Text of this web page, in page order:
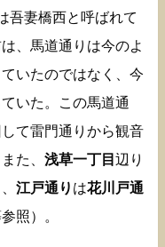
吾妻橋西と呼ばれて
、馬道通りは今のよ
いたのではなく、今
いた。この馬道通
て雷門通りから観音
た、 浅草一丁目 辺り
江戸通り は花川戸通
照）。